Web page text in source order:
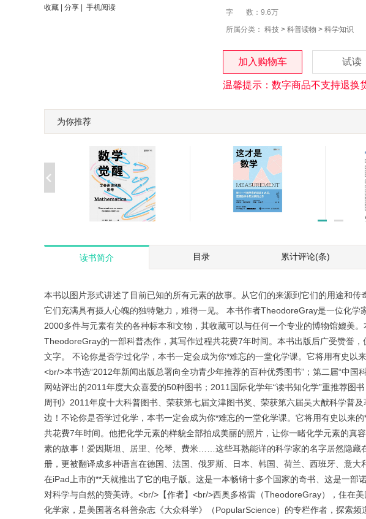
收藏 | 分享 | 手机阅读
字 数：9.6万
所属分类： 科技 > 科普读物 > 科学知识
加入购物车 试读
温馨提示：数字商品不支持退换
为你推荐
数学觉醒:学会更清晰地思
维
读书简介 目录 累计评论(条)
本书以图片形式讲述了目前已知的所有元素的故事。从它们的来源到它们的用途和
它们充满具有摄人心魄的独特魅力，难得一见。 本书作者TheodoreGray是一位化
2000多件与元素有关的各种标本和文物，其收藏可以与任何一个专业的博物馆媲美
TheodoreGray的一部科普杰作，其写作过程共花费7年时间。本书出版后广受赞誉
文字。 不论你是否学过化学，本书一定会成为你*难忘的一堂化学课。它将用有史以
<br/>本书选“2012年新闻出版总署向全功青少年推荐的百种优秀图书”；第二届“中
网站评出的2011年度大众喜爱的50种图书；2011国际化学年“读书知化学”重推荐图
周刊》2011年度十大科普图书、荣获第七届文津图书奖、荣获第六届吴大猷科学普
边！不论你是否学过化学，本书一定会成为你*难忘的一堂化学课。它将用有史以来
共花费7年时间。他把化学元素的样貌全部拍成美丽的照片，让你一睹化学元素的真
素的故事！爱因斯坦、居里、伦琴、费米……这些耳熟能详的科学家的名字居然隐藏
册，更被翻译成多种语言在德国、法国、俄罗斯、日本、韩国、荷兰、西班牙、意
在iPad上市的**天就推出了它的电子版。这是一本畅销十多个国家的奇书、这是一
对科学与自然的赞美诗。<br/>【作者】<br/>西奥多格雷（TheodoreGray），住在
化学家，是美国著名科普杂志《大众科学》（PopularScience）的专栏作者，探索